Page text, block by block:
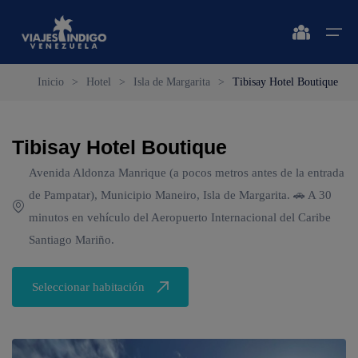
Destinos
Destinos
🔍 Sol y Playa
🔍 Sol y Playa
🌴 Margarita
🌴 Cubagua
🌴 Los Roques
🔍 Naturaleza y Ciudad
🌴 Caracas
🌴 Canaima
🌴 Delta del Orinoco
Vuelos
Apartamentos
Inicio > Hotel > Isla de Margarita > Tibisay Hotel Boutique
Tibisay Hotel Boutique
Avenida Aldonza Manrique (a pocos metros antes de la entrada
de Pampatar), Municipio Maneiro, Isla de Margarita. 🚗 A 30
minutos en vehículo del Aeropuerto Internacional del Caribe
Santiago Mariño.
Seleccionar habitación